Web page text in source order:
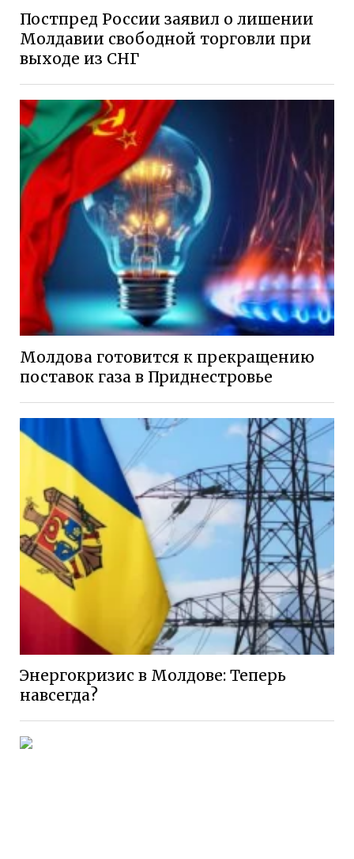
Постпред России заявил о лишении
Молдавии свободной торговли при
выходе из СНГ
Молдова готовится к прекращению
поставок газа в Приднестровье
Энергокризис в Молдове: Теперь
навсегда?